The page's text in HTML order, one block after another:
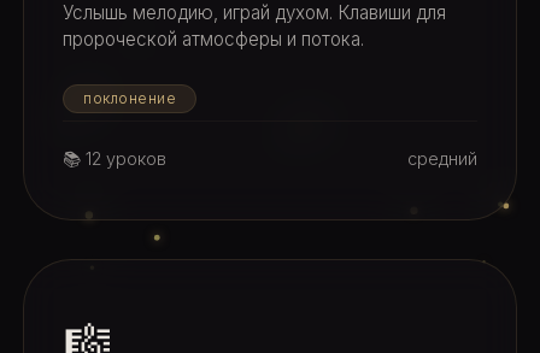
Услышь мелодию, играй духом. Клавиши для
пророческой атмосферы и потока.
поклонение
📚 12 уроков средний